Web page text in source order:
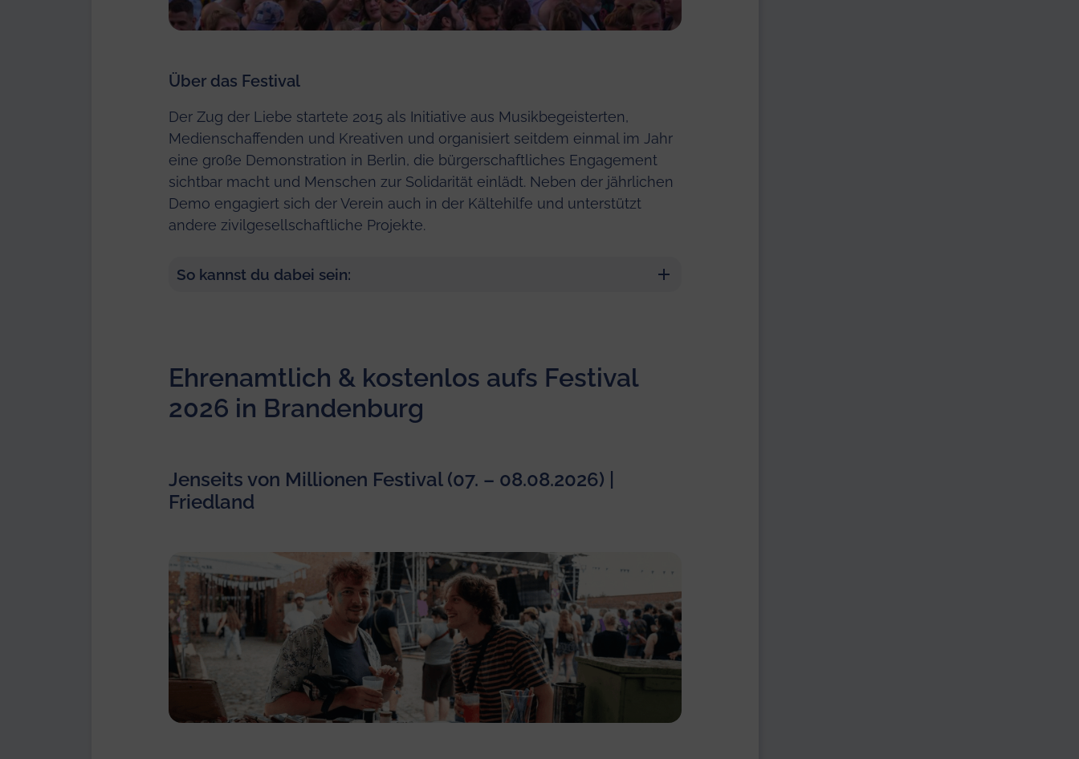
Über das Festival
Der Zug der Liebe startete 2015 als Initiative aus Musikbegeisterten,
Medienschaffenden und Kreativen und organisiert seitdem einmal im Jahr
eine große Demonstration in Berlin, die bürgerschaftliches Engagement
sichtbar macht und Menschen zur Solidarität einlädt. Neben der jährlichen
Demo engagiert sich der Verein auch in der Kältehilfe und unterstützt
andere zivilgesellschaftliche Projekte.
So kannst du dabei sein:
Ehrenamtlich & kostenlos aufs Festival
2026 in Brandenburg
Jenseits von Millionen Festival (07. – 08.08.2026) |
Friedland